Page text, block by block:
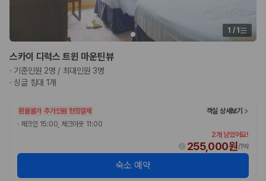
제주렌트카 보험까지 비교해야 진짜 가격비교입
동일한 차량이라도 보험 조건에 따라 실제 부담 금액이 달라질 수 있습니
다. 카모아는 제주 렌트카 가격뿐 아니라 일반자차, 완전자차, 슈퍼자차 조
건을 함께 확인할 수 있도록 돕습니다.
완전자차:보상 한도 내에서 면책금 부담이 줄어드는 보험 조건입니
다.
슈퍼자차:더 높은 보장 조건을 원하는 사용자에게 적합합니다.
2000만 고객이 선택한 렌트카 가격비교 플랫폼
1 / 1
스카이 디럭스 트윈 마운틴뷰
· 기준인원 2명 / 최대인원 3명
·싱글 침대 1개
환불불가 추가인원 현장결제
객실 상세보기
· 체크인 15:00, 체크아웃 11:00
2개 남았어요!
255,000원/1박
숙소 예약